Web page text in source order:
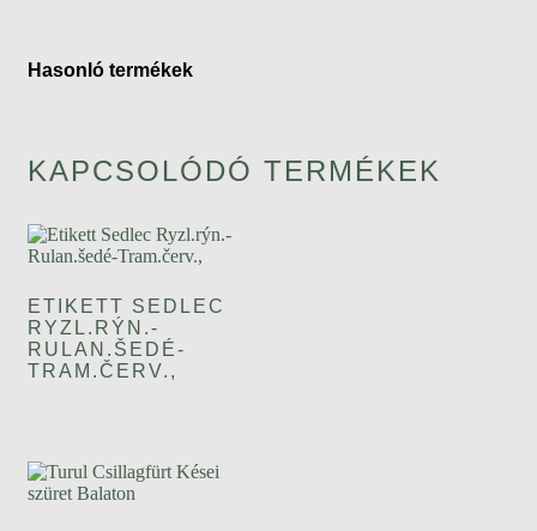
Hasonló termékek
KAPCSOLÓDÓ TERMÉKEK
ETIKETT SEDLEC
RYZL.RÝN.-
RULAN.ŠEDÉ-
TRAM.ČERV.,